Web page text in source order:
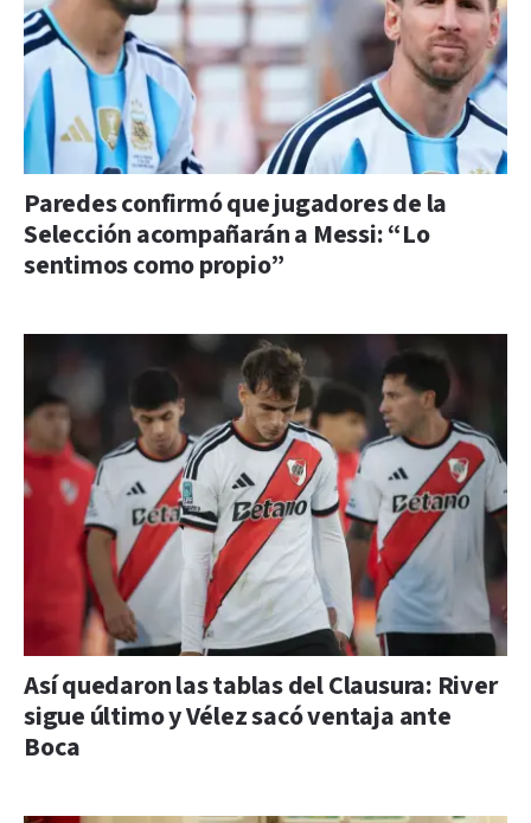
Paredes confirmó que jugadores de la
Selección acompañarán a Messi: “Lo
sentimos como propio”
Así quedaron las tablas del Clausura: River
sigue último y Vélez sacó ventaja ante
Boca